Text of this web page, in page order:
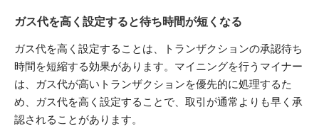
ガス代を高く設定すると待ち時間が短くなる
ガス代を高く設定することは、トランザクションの承認待ち
時間を短縮する効果があります。マイニングを行うマイナー
は、ガス代が高いトランザクションを優先的に処理するた
め、ガス代を高く設定することで、取引が通常よりも早く承
認されることがあります。